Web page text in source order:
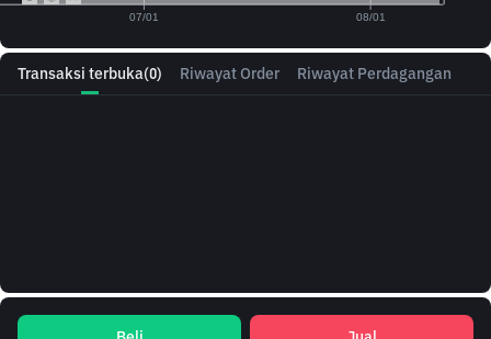
Transaksi terbuka(0) Riwayat Order Riwayat Perdagangan